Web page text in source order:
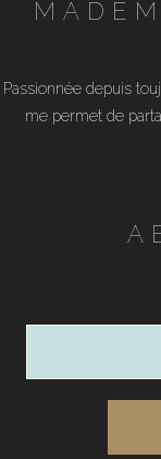
Passionnée depuis
me permet de